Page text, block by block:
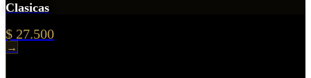
Clasicas
$ 27.500
→